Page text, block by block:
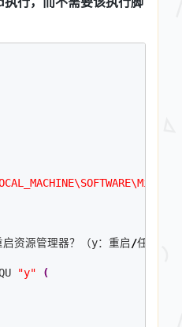
启资源管理器？（y：重启 /任意键
"y" (